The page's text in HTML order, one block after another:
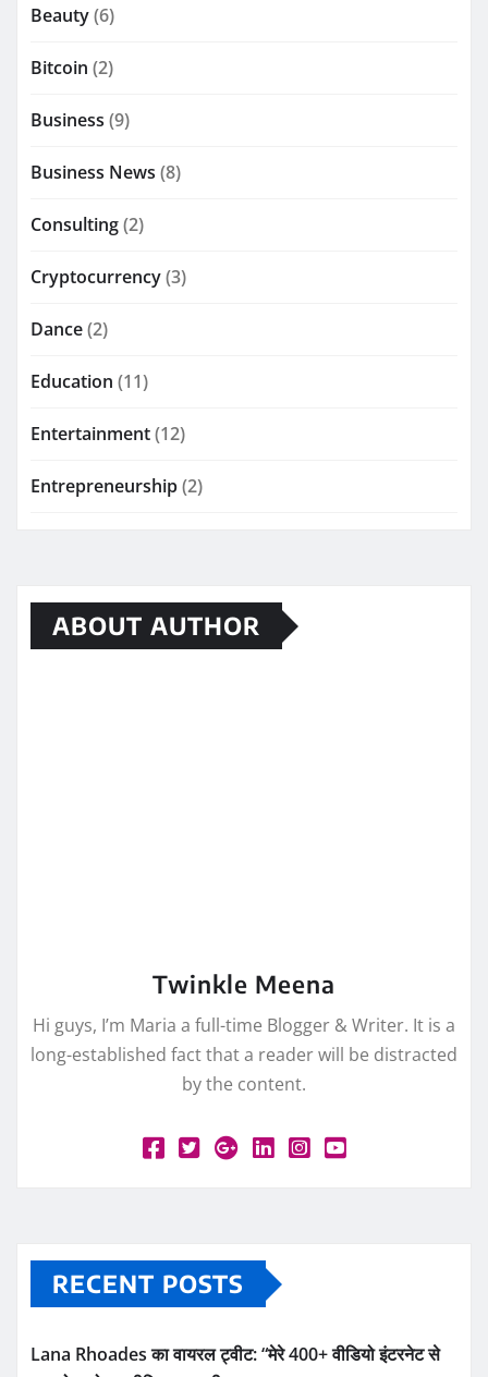
Beauty(6)
Bitcoin (2)
Business (9)
Business News (8)
Consulting(2)
Cryptocurrency(3)
Dance(2)
Education (11)
Entertainment(12)
Entrepreneurship(2)
ABOUT AUTHOR
Twinkle Meena
Hi guys, I’m Maria a full-time Blogger & Writer. It is a
long-established fact that a reader will be distracted
by the content.
RECENT POSTS
Lana Rhoades का वायरल ट्वीट: “मेरे 400+ वीडियो इंटरनेट से